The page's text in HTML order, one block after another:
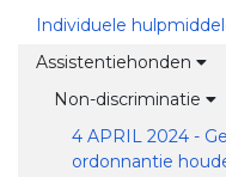
Individuele
Assistentiehonden
Non-discriminatie
4 APRIL 2024 -
ordonnantie